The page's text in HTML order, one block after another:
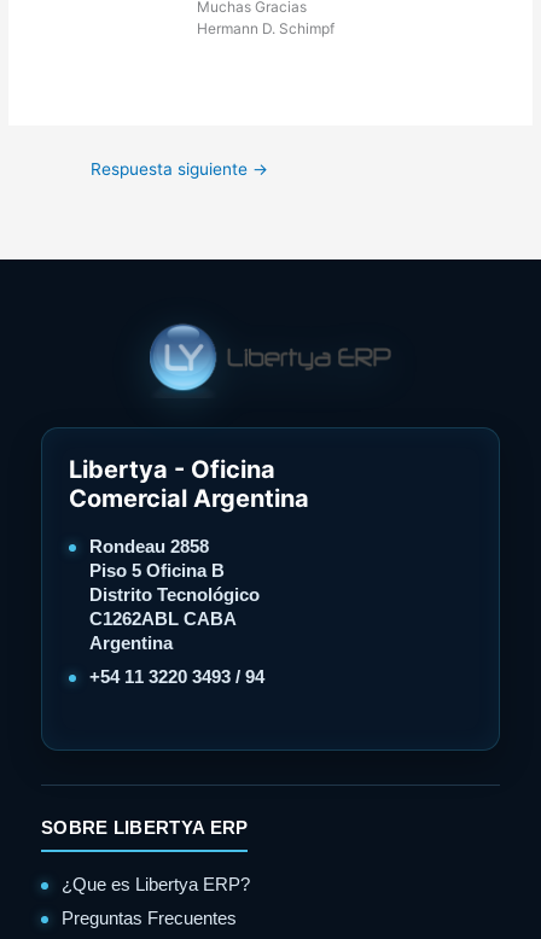
Muchas Gracias
Hermann D. Schimpf
Respuesta siguiente →
Libertya - Oficina
Comercial Argentina
Rondeau 2858
Piso 5 Oficina B
Distrito Tecnológico
C1262ABL CABA
Argentina
+54 11 3220 3493 / 94
SOBRE LIBERTYA ERP
¿Que es Libertya ERP?
Preguntas Frecuentes